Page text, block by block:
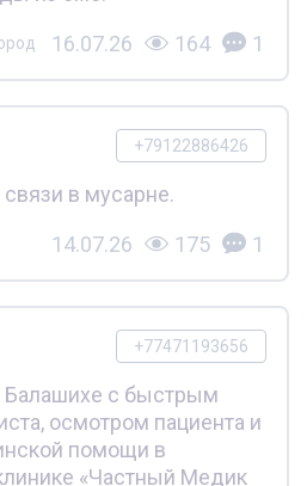
16.07.26 164 1
+79122886426
в мусарне.
14.07.26 175 1
+77471193656
Балашихе с быстрым
осмотром пациента и
помощи в
«Частный Медик